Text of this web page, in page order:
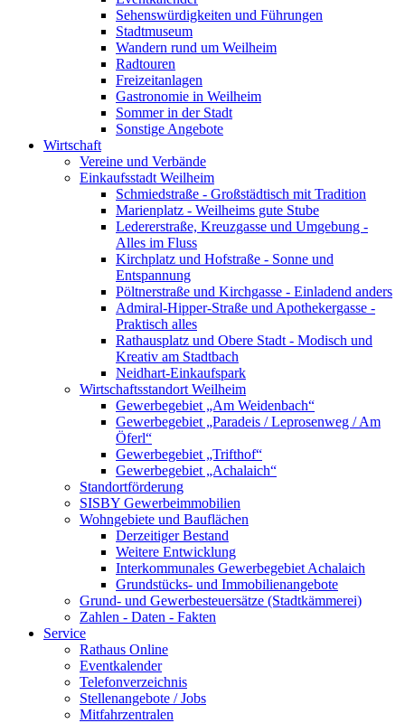
Sehenswürdigkeiten und Führungen
Stadtmuseum
Wandern rund um Weilheim
Radtouren
Freizeitanlagen
Gastronomie in Weilheim
Sommer in der Stadt
Sonstige Angebote
Wirtschaft
Vereine und Verbände
Einkaufsstadt Weilheim
Schmiedstraße - Großstädtisch mit Tradition
Marienplatz - Weilheims gute Stube
Ledererstraße, Kreuzgasse und Umgebung -
Alles im Fluss
Kirchplatz und Hofstraße - Sonne und
Entspannung
Pöltnerstraße und Kirchgasse - Einladend anders
Admiral-Hipper-Straße und Apothekergasse -
Praktisch alles
Rathausplatz und Obere Stadt - Modisch und
Kreativ am Stadtbach
Neidhart-Einkaufspark
Wirtschaftsstandort Weilheim
Gewerbegebiet „Am Weidenbach“
Gewerbegebiet „Paradeis / Leprosenweg / Am
Öferl“
Gewerbegebiet „Trifthof“
Gewerbegebiet „Achalaich“
Standortförderung
SISBY Gewerbeimmobilien
Wohngebiete und Bauflächen
Derzeitiger Bestand
Weitere Entwicklung
Interkommunales Gewerbegebiet Achalaich
Grundstücks- und Immobilienangebote
Grund- und Gewerbesteuersätze (Stadtkämmerei)
Zahlen - Daten - Fakten
Service
Rathaus Online
Eventkalender
Telefonverzeichnis
Stellenangebote / Jobs
Mitfahrzentralen